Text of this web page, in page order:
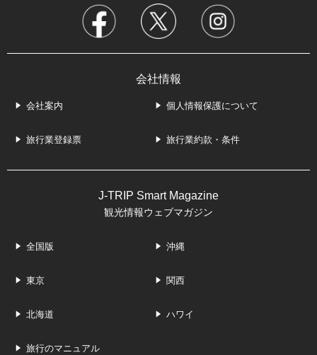
会社情報
会社案内 個人情報保護について
旅行業登録票 旅行業約款・条件
J-TRIP Smart Magazine
観光情報ウェブマガジン
全国版 沖縄
東京 関西
北海道 ハワイ
旅行のマニュアル